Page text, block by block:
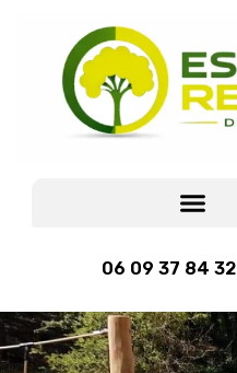
06 09 37 84